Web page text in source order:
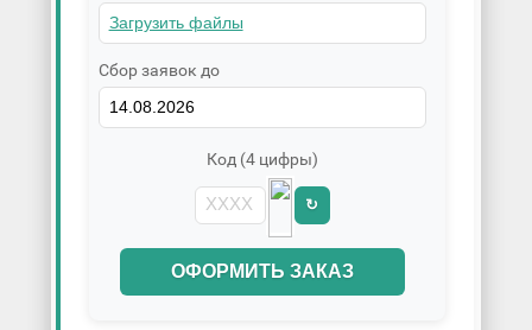
Сбор заявок до
Код (4 цифры)
↻
ОФОРМИТЬ ЗАКАЗ